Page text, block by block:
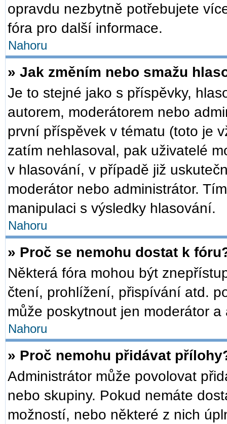
opravdu nezbytně potřebujete
fóra pro další informace.
Nahoru
» Jak změním nebo smažu
Je to stejné jako s příspěvky,
autorem, moderátorem nebo
první příspěvek v tématu (toto je
zatím nehlasoval, pak uživatelé
v hlasování, v případě již
moderátor nebo administrátor.
manipulaci s výsledky hlasování.
Nahoru
» Proč se nemohu dostat k
Některá fóra mohou být
čtení, prohlížení, přispívání atd.
může poskytnout jen moderátor
Nahoru
» Proč nemohu přidávat
Administrátor může povolovat
nebo skupiny. Pokud nemáte
možností, nebo některé z nich